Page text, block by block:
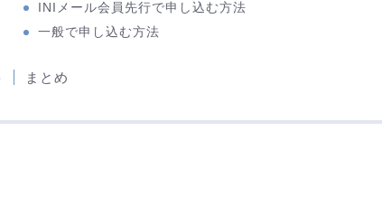
INIメール会員先行で申し込む方法
一般で申し込む方法
まとめ